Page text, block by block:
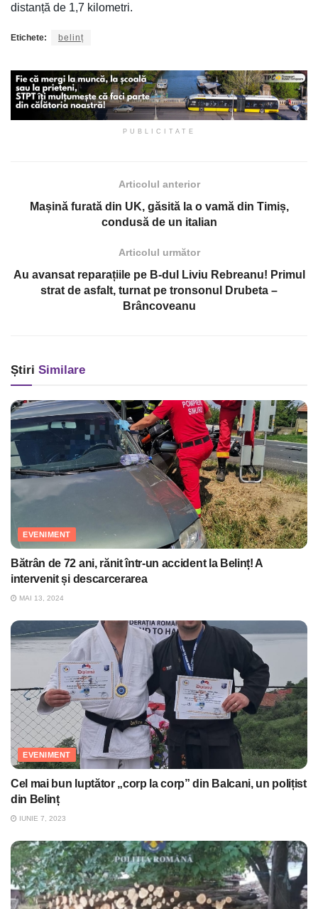
distanță de 1,7 kilometri.
Etichete: belinț
PUBLICITATE
Articolul anterior
Mașină furată din UK, găsită la o vamă din Timiș,
condusă de un italian
Articolul următor
Au avansat reparațiile pe B-dul Liviu Rebreanu! Primul
strat de asfalt, turnat pe tronsonul Drubeta –
Brâncoveanu
Știri Similare
EVENIMENT
Bătrân de 72 ani, rănit într-un accident la Belinț! A
intervenit și descarcerarea
MAI 13, 2024
EVENIMENT
Cel mai bun luptător „corp la corp” din Balcani, un polițist
din Belinț
IUNIE 7, 2023